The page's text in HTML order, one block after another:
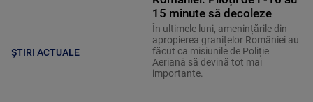
ȘTIRI ACTUALE
15 minute să decoleze
În ultimele luni, amenințările din
apropierea granițelor României au
făcut ca misiunile de Poliție
Aeriană să devină tot mai
importante.